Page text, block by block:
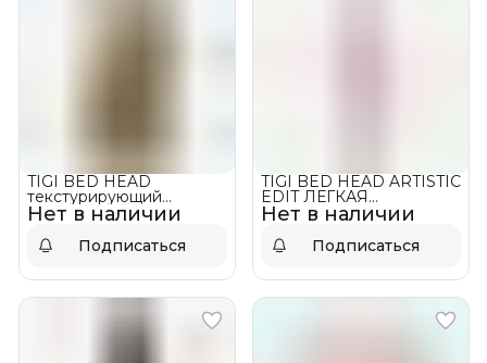
Нет в наличии
TIGI BED HEAD
текстурирующий
карандаш для волос
WAX STICK ❌ НЕТ В
НАЛИЧИИ!Подписаться
Нет в наличии
TIGI BED HEAD ARTISTIC
EDIT ЛЕГКАЯ
СЫВОРОТКА ДЛЯ
ПРИДАНИЯ ТЕКСТУРЫ
JUXTA-POSE
Подписаться